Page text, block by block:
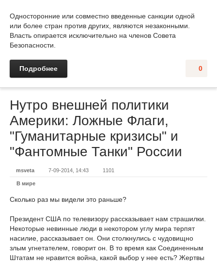
Односторонние или совместно введенные санкции одной
или более стран против других, являются незаконными.
Власть опирается исключительно на членов Совета
Безопасности.
0
Подробнее
Нутро внешней политики
Америки: Ложные Флаги,
"Гуманитарные кризисы" и
"Фантомные Танки" России
msveta 7-09-2014, 14:43 1101
В мире
Сколько раз мы видели это раньше?
Президент США по телевизору рассказывает нам страшилки.
Некоторые невинные люди в некотором углу мира терпят
насилие, рассказывает он. Они столкнулись с чудовищно
злым угнетателем, говорит он. В то время как Соединенным
Штатам не нравится война, какой выбор у нее есть? Жертвы